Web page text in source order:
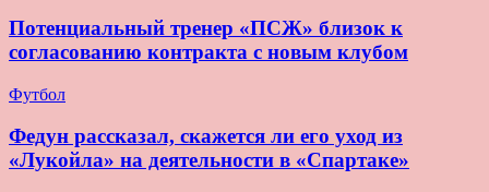
Потенциальный тренер «ПСЖ» близок к
согласованию контракта с новым клубом
Футбол
Федун рассказал, скажется ли его уход из
«Лукойла» на деятельности в «Спартаке»